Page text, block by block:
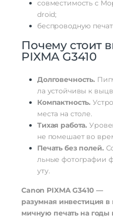
совместимость с
droid;
беспроводную
Почему стоит
PIXMAG3410
Долговечность.
ла устойчивы к
Компактность.
места на столе.
Тихая работа.
не помешаетво
Печать безполей.
льные фотографии
уту.
Canon PIXMAG3410 —
разумная инвестиция в
мичную печать нагоды